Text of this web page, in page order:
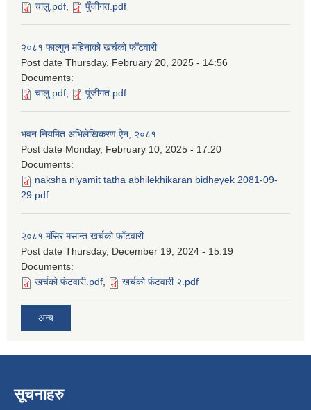
चालु.pdf, पुँजीगत.pdf
२०८१ फाल्गुन महिनाको खर्चको फाँटवारी
Post date Thursday, February 20, 2025 - 14:56
Documents:
चालु.pdf, पूंजीगत.pdf
भवन नियमित अभिलेखिकरण ऐन, २०८१
Post date Monday, February 10, 2025 - 17:20
Documents:
naksha niyamit tatha abhilekhikaran bidheyek 2081-09-
29.pdf
२०८१ मंसिर मसान्त खर्चको फाँटवारी
Post date Thursday, December 19, 2024 - 15:19
Documents:
खर्चको फंटवारी.pdf, खर्चको फंटवारी २.pdf
अन्य
सूचनाहरु